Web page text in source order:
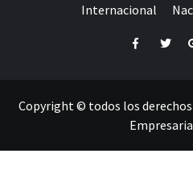
Internacional
FacebookTwitter
Copyright © todos los derechos